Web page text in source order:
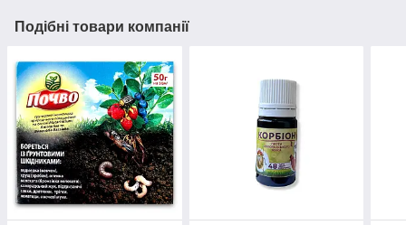
Подібні товари компанії